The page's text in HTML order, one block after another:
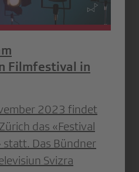
Filmfestival in
2023 findet
das «Festival
Das Bündner
Svizra